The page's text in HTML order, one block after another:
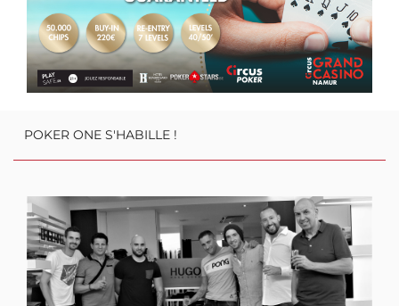
Croyez-nous sur parole: la semaine à venir sera d'enfer avec le
Grand Casino de Namur et le Holiday Festival !
POKER ONE S'HABILLE !